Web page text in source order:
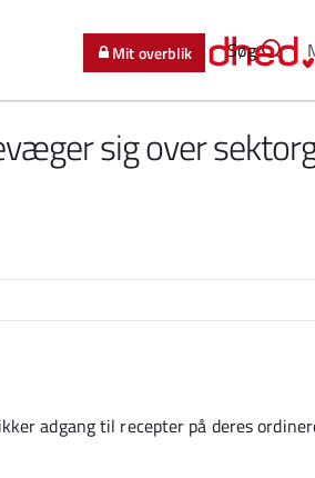
Søg
Mit overblik
sig over
adgang til recepter på deres